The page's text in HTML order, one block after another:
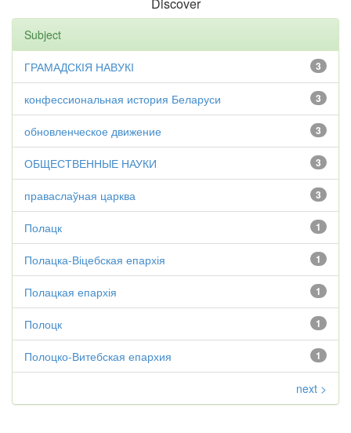
Subject
3
ГРАМАДСКІЯ НАВУКІ
3
конфессиональная история Беларуси
3
обновленческое движение
3
ОБЩЕСТВЕННЫЕ НАУКИ
3
праваслаўная царква
1
Полацк
1
Полацка-Віцебская епархія
1
Полацкая епархія
1
Полоцк
1
Полоцко-Витебская епархия
next >